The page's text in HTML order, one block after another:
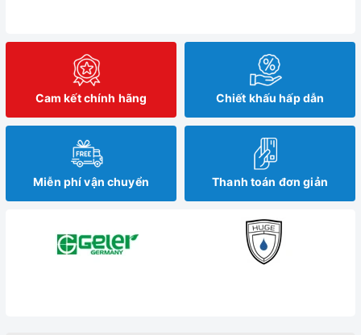
Cam kết chính hãng Chiết khấu hấp dẫn
Miễn phí vận chuyển Thanh toán đơn giản